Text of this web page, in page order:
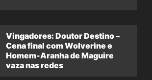
Vingadores: Doutor Destino –
Cena final com Wolverine e
Homem-Aranha de Maguire
vaza nas redes